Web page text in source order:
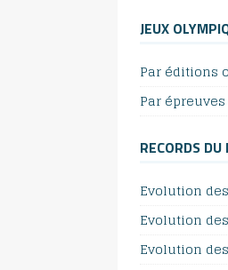
JEUX
Par éditions
Par
RECORDS DU
Evolution
Evolution
Evolution